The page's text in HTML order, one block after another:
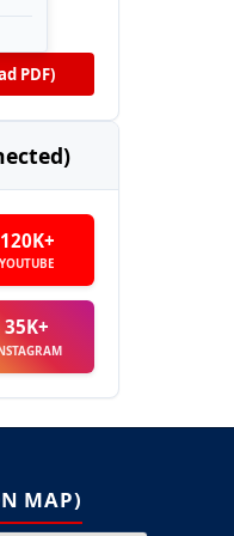
PDF)
120K+
YOUTUBE
35K+
MAP)